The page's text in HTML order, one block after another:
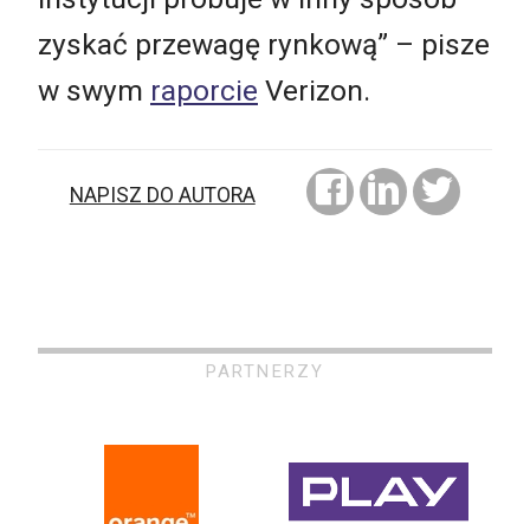
zyskać przewagę rynkową” – pisze
w swym raporcie Verizon.
NAPISZ DO AUTORA
PARTNERZY